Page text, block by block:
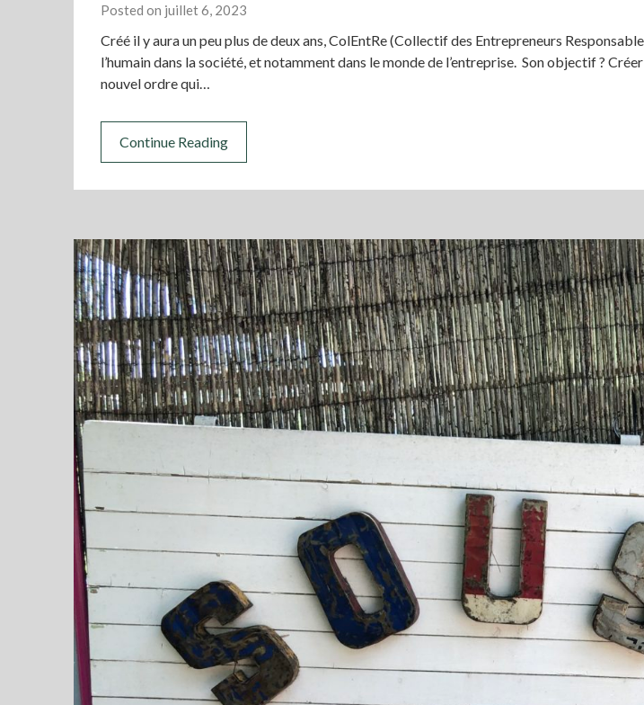
Posted on juillet 6, 2023
Créé il y aura un peu plus de deux ans, ColEntRe (Collectif des Entrepreneurs
l’humain dans la société, et notamment dans le monde de l’entreprise. Son objectif ?
nouvel ordre qui…
Continue Reading